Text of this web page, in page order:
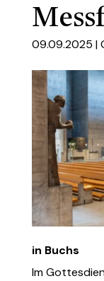
09.09.2025 |
in Buchs
Im